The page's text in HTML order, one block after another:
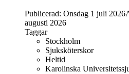
Publicerad: Onsdag 1 juli 2026
augusti 2026
Taggar
Stockholm
Sjuksköterskor
Heltid
Karolinska